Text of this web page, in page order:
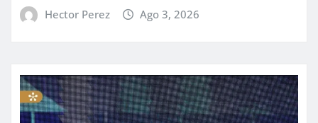
Hector Perez Ago 3, 2026